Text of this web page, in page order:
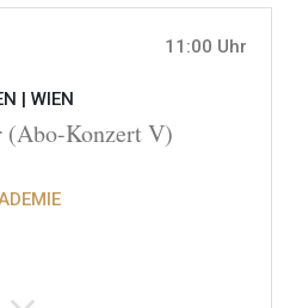
11:00 Uhr
| WIEN
(Abo-Konzert V)